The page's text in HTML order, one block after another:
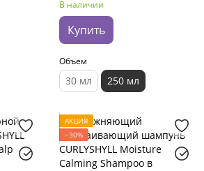
В наличии
Купить
Объем
30 мл 250 мл
АКЦИЯ
−30%